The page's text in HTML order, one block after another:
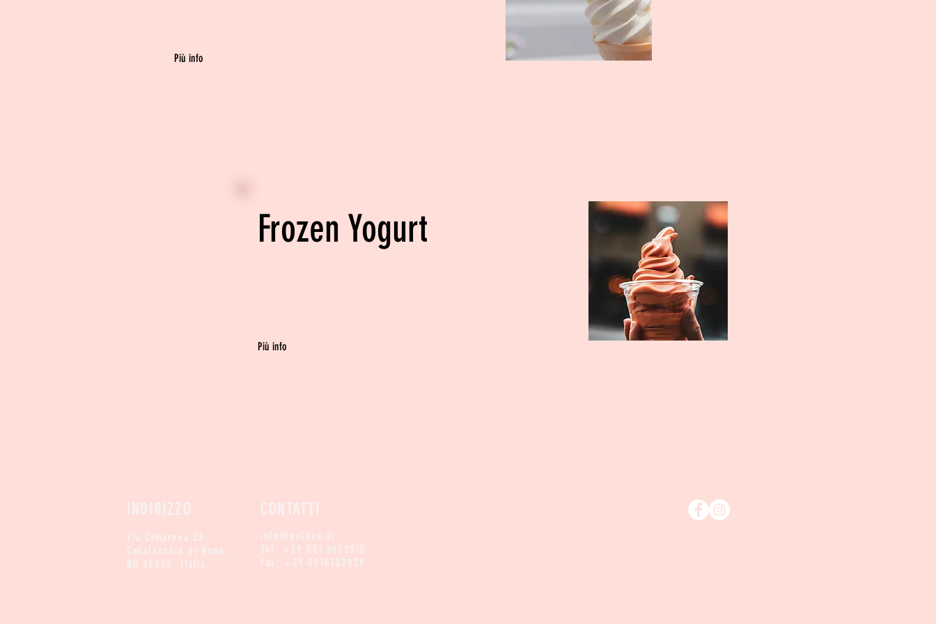
Più info
Frozen Yogurt
Più info
INDIRIZZO
Via Cimarosa 33
Casalecchio di Reno,
BO 40033, Italia
CONTATTI
info@geldue.it
Tel: +39 051 6132910
Fax: +39 0516132928